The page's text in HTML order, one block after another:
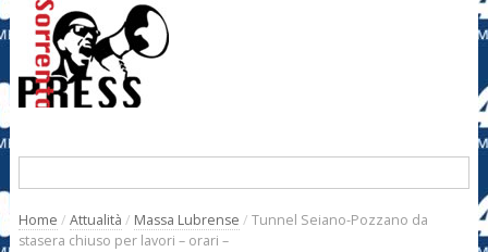
Home / Attualità / Massa Lubrense / Tunnel Seiano-Pozzano da
stasera chiuso per lavori – orari –